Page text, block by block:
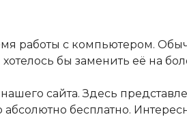
работы с компьютером.
бы заменить её на
сайта. Здесь
бесплатно.